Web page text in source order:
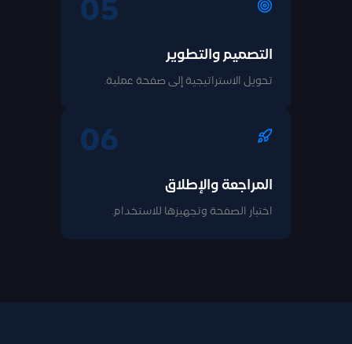
05
التصميم والتطوير
تحويل الاستراتيجية إلى صفحة عملية.
06
المراجعة والإطلاق
اختبار الصفحة وتجهيزها للاستخدام.